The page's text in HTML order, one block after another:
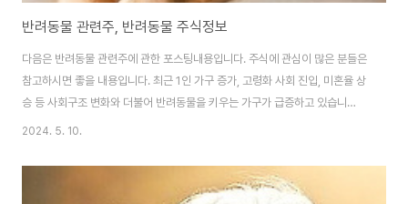
반려동물 관련주, 반려동물 주식정보
다음은 반려동물 관련주에 관한 포스팅내용입니다. 주식에 관심이 많은 분들은
참고하시면 좋을 내용입니다. 최근 1인 가구 증가, 고령화 사회 진입, 미혼율 상
승 등 사회구조 변화와 더불어 반려동물을 키우는 가구가 급증하고 있습니
다. 이에 따라 반려동물 관련 산업은 꾸준히 성장하고 있으며, 이와 더불어 관
글벳은 반려동물 사업을 영위 중인 기업으로 프리미엄 사료와 유산균 등을 유
통하고 있습니다.1970년 10월 5일에 개인기업인 이글케미칼공업사를 설립하
2024. 5. 10.